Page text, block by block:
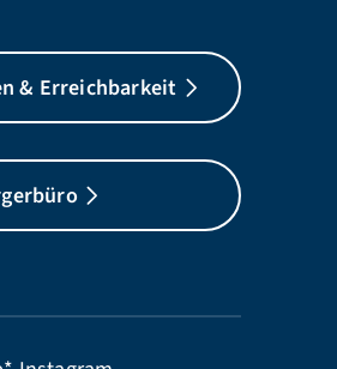
& Erreichbarkeit